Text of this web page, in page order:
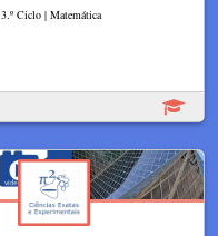
3.º Ciclo | Matemática